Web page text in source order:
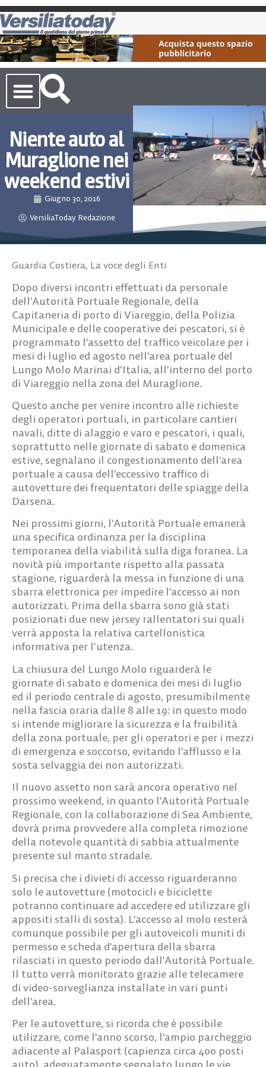
Niente auto al
Muraglione nei
weekend estivi
Giugno 30, 2016
VersiliaToday Redazione
Guardia Costiera, La voce degli Enti
Dopo diversi incontri effettuati da personale
dell’Autorità Portuale Regionale, della
Capitaneria di porto di Viareggio, della Polizia
Municipale e delle cooperative dei pescatori, si è
programmato l’assetto del traffico veicolare per i
mesi di luglio ed agosto nell’area portuale del
Lungo Molo Marinai d’Italia, all’interno del porto
di Viareggio nella zona del Muraglione.
Questo anche per venire incontro alle richieste
degli operatori portuali, in particolare cantieri
navali, ditte di alaggio e varo e pescatori, i quali,
soprattutto nelle giornate di sabato e domenica
estive, segnalano il congestionamento dell’area
portuale a causa dell’eccessivo traffico di
autovetture dei frequentatori delle spiagge della
Darsena.
Nei prossimi giorni, l’Autorità Portuale emanerà
una specifica ordinanza per la disciplina
temporanea della viabilità sulla diga foranea. La
novità più importante rispetto alla passata
stagione, riguarderà la messa in funzione di una
sbarra elettronica per impedire l’accesso ai non
autorizzati. Prima della sbarra sono già stati
posizionati due new jersey rallentatori sui quali
verrà apposta la relativa cartellonistica
informativa per l’utenza.
La chiusura del Lungo Molo riguarderà le
giornate di sabato e domenica dei mesi di luglio
ed il periodo centrale di agosto, presumibilmente
nella fascia oraria dalle 8 alle 19: in questo modo
si intende migliorare la sicurezza e la fruibilità
della zona portuale, per gli operatori e per i mezzi
di emergenza e soccorso, evitando l’afflusso e la
sosta selvaggia dei non autorizzati.
Il nuovo assetto non sarà ancora operativo nel
prossimo weekend, in quanto l’Autorità Portuale
Regionale, con la collaborazione di Sea Ambiente,
dovrà prima provvedere alla completa rimozione
della notevole quantità di sabbia attualmente
presente sul manto stradale.
Si precisa che i divieti di accesso riguarderanno
solo le autovetture (motocicli e biciclette
potranno continuare ad accedere ed utilizzare gli
appositi stalli di sosta). L’accesso al molo resterà
comunque possibile per gli autoveicoli muniti di
permesso e scheda d’apertura della sbarra
rilasciati in questo periodo dall’Autorità Portuale.
Il tutto verrà monitorato grazie alle telecamere
di video-sorveglianza installate in vari punti
dell’area.
Per le autovetture, si ricorda che è possibile
utilizzare, come l’anno scorso, l’ampio parcheggio
adiacente al Palasport (capienza circa 400 posti